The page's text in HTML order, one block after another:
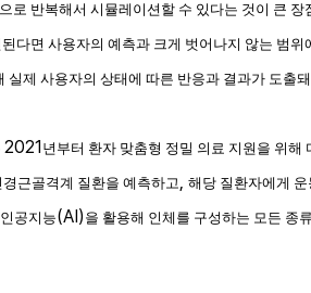
로 반복해서 시뮬레이션할 수 있다는 것이 큰 장
다면 사용자의 예측과 크게 벗어나지 않는 범위
실제 사용자의 상태에 따른 반응과 결과가 도출
2021 년부터 환자 맞춤형 정밀 의료 지원을 위해
근골격계 질환을 예측하고, 해당 질환자에게
공지능(AI) 을 활용해 인체를 구성하는 모든 종